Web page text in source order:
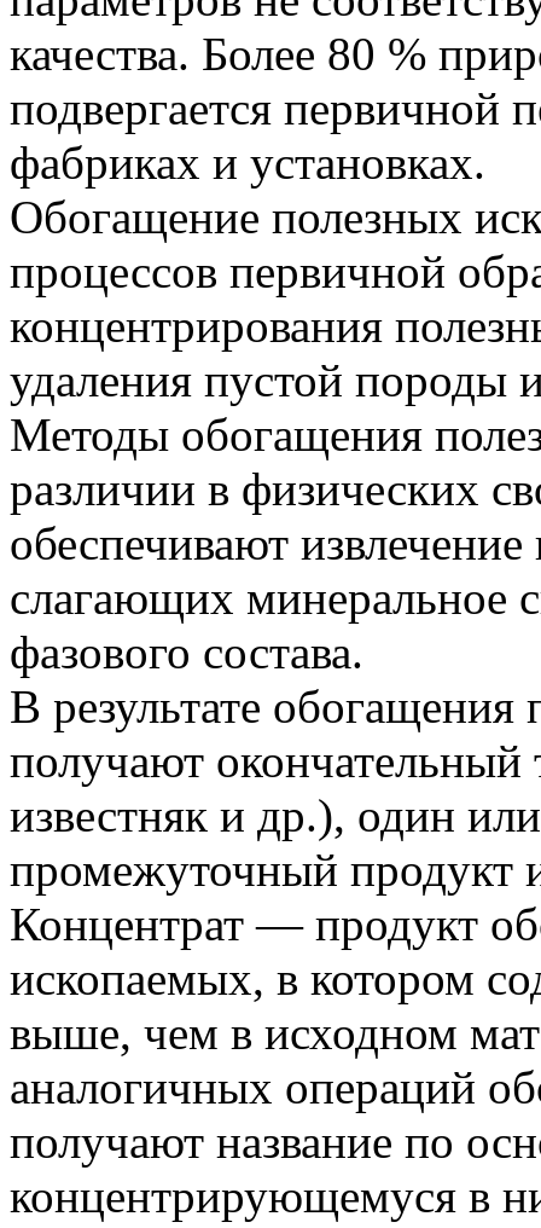
качества. Более 80 %
подвергается первичной
фабриках и установках.
Обогащение полезных
процессов первичной
концентрирования
удаления пустой породы
Методы обогащения
различии в физических
обеспечивают
слагающих минеральное
фазового состава.
В результате
получают окончательный
известняк и др.), один
промежуточный продукт
Концентрат — продукт
ископаемых, в котором
выше, чем в исходном
аналогичных операций
получают название по
концентрирующемуся в